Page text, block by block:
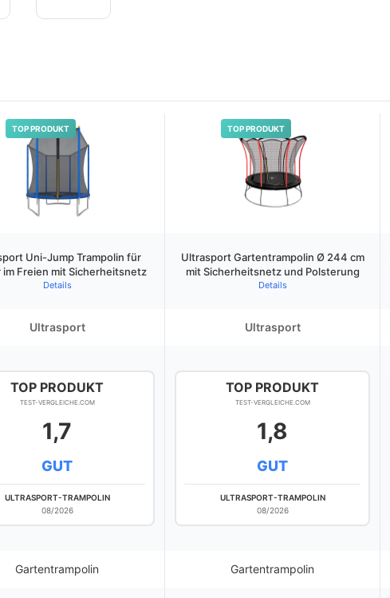
TOP PRODUKT TOP PRODUKT
Uni-Jump Trampolin für
im Freien mit Sicherheitsnetz
Details
Ultrasport Gartentrampolin Ø 244 cm
mit Sicherheitsnetz und Polsterung
Details
Ultrasport Ultrasport
TOP PRODUKT
TEST-VERGLEICHE.COM
1,7
GUT
ULTRASPORT-TRAMPOLIN
08/2026
TOP PRODUKT
TEST-VERGLEICHE.COM
1,8
GUT
ULTRASPORT-TRAMPOLIN
08/2026
Gartentrampolin Gartentrampolin